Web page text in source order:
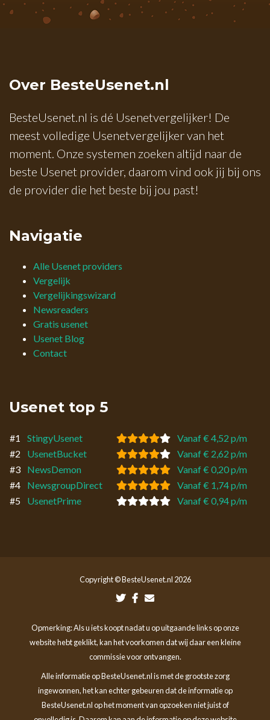
Over BesteUsenet.nl
BesteUsenet.nl is dé Usenetvergelijker! De
meest volledige Usenetvergelijker van het
moment. Onze systemen zoeken altijd naar de
beste Usenet provider, daarom vind ook jij bij ons
de provider die het beste bij jou past!
Navigatie
Alle Usenet providers
Vergelijk
Vergelijkingswizard
Newsreaders
Gratis usenet
Usenet Blog
Contact
Usenet top 5
#1 StingyUsenet
Vanaf € 4,52 p/m
#2
UsenetBucket
Vanaf € 2,62 p/m
#3
NewsDemon
Vanaf € 0,20 p/m
#4
NewsgroupDirect
Vanaf € 1,74 p/m
#5
UsenetPrime Vanaf € 0,94 p/m
Copyright © BesteUsenet.nl 2026
Opmerking: Als u iets koopt nadat u op uitgaande links op onze
website hebt geklikt, kan het voorkomen dat wij daar een kleine
commissie voor ontvangen.
Alle informatie op BesteUsenet.nl is met de grootste zorg
ingewonnen, het kan echter gebeuren dat de informatie op
BesteUsenet.nl op het moment van opzoeken niet juist of